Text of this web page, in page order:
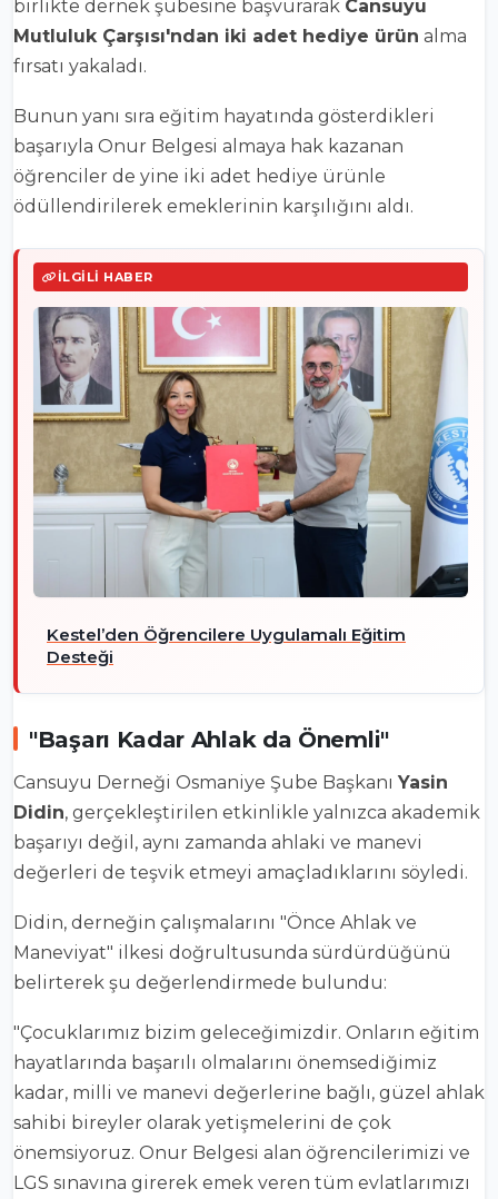
birlikte dernek şubesine başvurarak Cansuyu
Mutluluk Çarşısı'ndan iki adet hediye ürün alma
fırsatı yakaladı.
Bunun yanı sıra eğitim hayatında gösterdikleri
başarıyla Onur Belgesi almaya hak kazanan
öğrenciler de yine iki adet hediye ürünle
ödüllendirilerek emeklerinin karşılığını aldı.
İLGILI HABER
Kestel’den Öğrencilere Uygulamalı Eğitim
Desteği
"Başarı Kadar Ahlak da Önemli"
Cansuyu Derneği Osmaniye Şube Başkanı Yasin
Didin, gerçekleştirilen etkinlikle yalnızca akademik
başarıyı değil, aynı zamanda ahlaki ve manevi
değerleri de teşvik etmeyi amaçladıklarını söyledi.
Didin, derneğin çalışmalarını "Önce Ahlak ve
Maneviyat" ilkesi doğrultusunda sürdürdüğünü
belirterek şu değerlendirmede bulundu:
"Çocuklarımız bizim geleceğimizdir. Onların eğitim
hayatlarında başarılı olmalarını önemsediğimiz
kadar, milli ve manevi değerlerine bağlı, güzel ahlak
sahibi bireyler olarak yetişmelerini de çok
önemsiyoruz. Onur Belgesi alan öğrencilerimizi ve
LGS sınavına girerek emek veren tüm evlatlarımızı